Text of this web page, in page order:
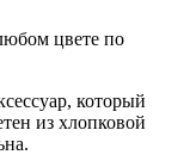
цвете по
который
из хлопковой